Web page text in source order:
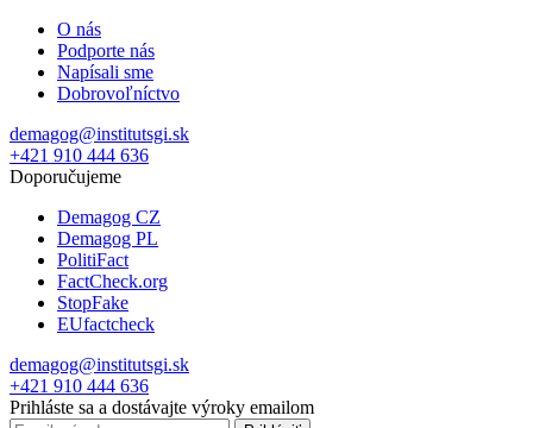
O nás
Podporte nás
Napísali sme
Dobrovoľníctvo
demagog@institutsgi.sk
+421 910 444 636
Doporučujeme
Demagog CZ
Demagog PL
PolitiFact
FactCheck.org
StopFake
EUfactcheck
demagog@institutsgi.sk
+421 910 444 636
Prihláste sa a dostávajte výroky emailom